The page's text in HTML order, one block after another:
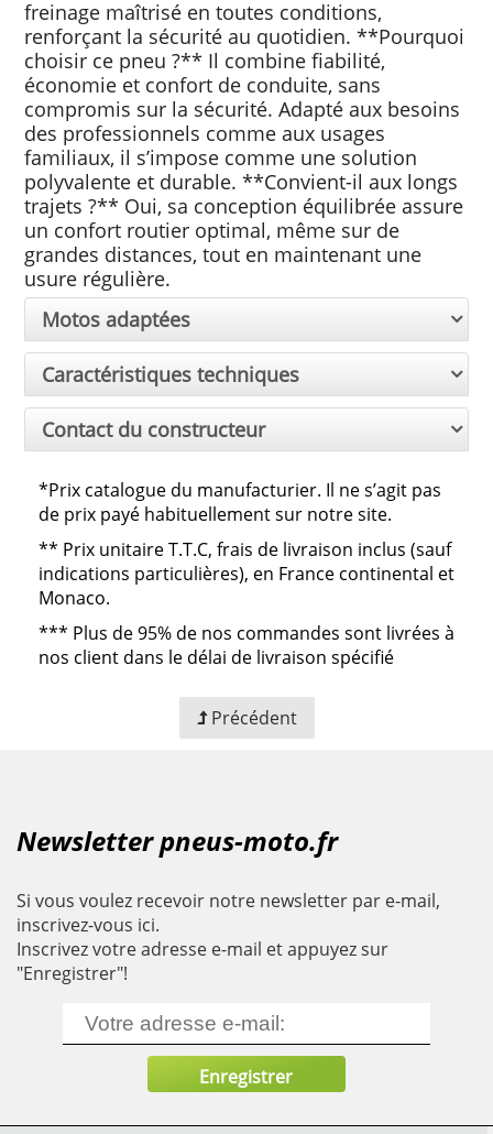
freinage maîtrisé en toutes conditions,
renforçant la sécurité au quotidien. **Pourquoi
choisir ce pneu ?** Il combine fiabilité,
économie et confort de conduite, sans
compromis sur la sécurité. Adapté aux besoins
des professionnels comme aux usages
familiaux, il s’impose comme une solution
polyvalente et durable. **Convient-il aux longs
trajets ?** Oui, sa conception équilibrée assure
un confort routier optimal, même sur de
grandes distances, tout en maintenant une
usure régulière.
Motos adaptées
Caractéristiques techniques
Contact du constructeur
*Prix catalogue du manufacturier. Il ne s’agit pas
de prix payé habituellement sur notre site.
** Prix unitaire T.T.C, frais de livraison inclus (sauf
indications particulières), en France continental et
Monaco.
*** Plus de 95% de nos commandes sont livrées à
nos client dans le délai de livraison spécifié
Précédent
Newsletter pneus-moto.fr
Si vous voulez recevoir notre newsletter par e-mail,
inscrivez-vous ici.
Inscrivez votre adresse e-mail et appuyez sur
"Enregistrer"!